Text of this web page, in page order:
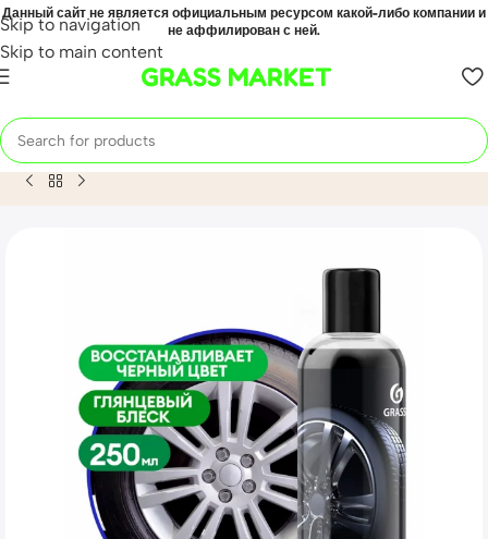
Skip to navigation
Skip to main content
Данный сайт не является официальным ресурсом какой-либо компании и
не аффилирован с ней.
GRASS MARKET
Home Mahsulot Чернитель резины «Black Gel» (флакон